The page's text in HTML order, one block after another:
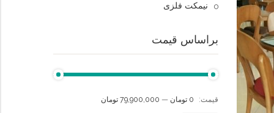
نیمکت فلزی
براساس قیمت
قيمت: 0 تومان — 79,900,000 تومان